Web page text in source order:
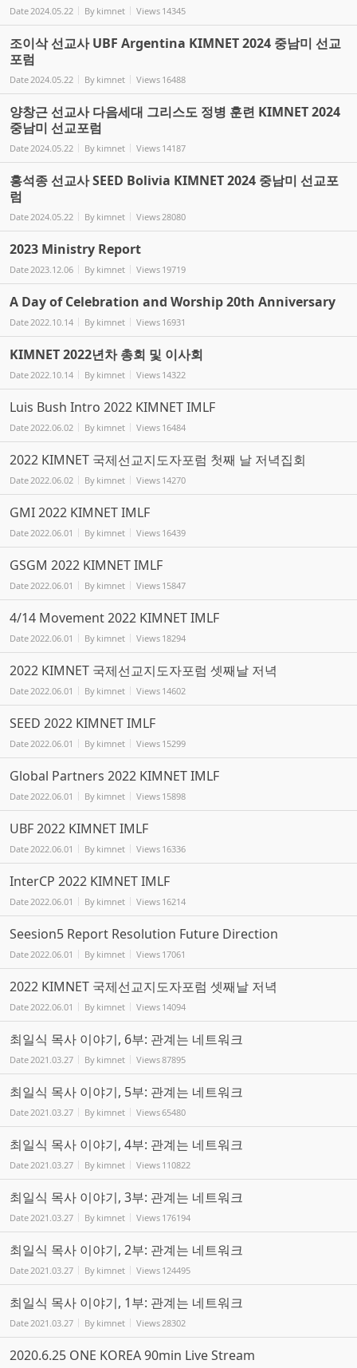
Date 2024.05.22 By kimnet Views 14345
조이삭 선교사 UBF Argentina KIMNET 2024 중남미 선교
포럼
Date 2024.05.22 By kimnet Views 16488
양창근 선교사 다음세대 그리스도 정병 훈련 KIMNET 2024
중남미 선교포럼
Date 2024.05.22 By kimnet Views 14187
홍석종 선교사 SEED Bolivia KIMNET 2024 중남미 선교포
럼
Date 2024.05.22 By kimnet Views 28080
2023 Ministry Report
Date 2023.12.06 By kimnet Views 19719
A Day of Celebration and Worship 20th Anniversary
Date 2022.10.14 By kimnet Views 16931
KIMNET 2022년차 총회 및 이사회
Date 2022.10.14 By kimnet Views 14322
Luis Bush Intro 2022 KIMNET IMLF
Date 2022.06.02 By kimnet Views 16484
2022 KIMNET 국제선교지도자포럼 첫째 날 저녁집회
Date 2022.06.02 By kimnet Views 14270
GMI 2022 KIMNET IMLF
Date 2022.06.01 By kimnet Views 16439
GSGM 2022 KIMNET IMLF
Date 2022.06.01 By kimnet Views 15847
4/14 Movement 2022 KIMNET IMLF
Date 2022.06.01 By kimnet Views 18294
2022 KIMNET 국제선교지도자포럼 셋째날 저녁
Date 2022.06.01 By kimnet Views 14602
SEED 2022 KIMNET IMLF
Date 2022.06.01 By kimnet Views 15299
Global Partners 2022 KIMNET IMLF
Date 2022.06.01 By kimnet Views 15898
UBF 2022 KIMNET IMLF
Date 2022.06.01 By kimnet Views 16336
InterCP 2022 KIMNET IMLF
Date 2022.06.01 By kimnet Views 16214
Seesion5 Report Resolution Future Direction
Date 2022.06.01 By kimnet Views 17061
2022 KIMNET 국제선교지도자포럼 셋째날 저녁
Date 2022.06.01 By kimnet Views 14094
최일식 목사 이야기, 6부: 관계는 네트워크
Date 2021.03.27 By kimnet Views87895
최일식 목사 이야기, 5부: 관계는 네트워크
Date 2021.03.27 By kimnet Views65480
최일식 목사 이야기, 4부: 관계는 네트워크
Date 2021.03.27 By kimnet Views 110822
최일식 목사 이야기, 3부: 관계는 네트워크
Date 2021.03.27 By kimnet Views 176194
최일식 목사 이야기, 2부: 관계는 네트워크
Date 2021.03.27 By kimnet Views 124495
최일식 목사 이야기, 1부: 관계는 네트워크
Date 2021.03.27 By kimnet Views 28302
2020.6.25 ONE KOREA 90min Live Stream